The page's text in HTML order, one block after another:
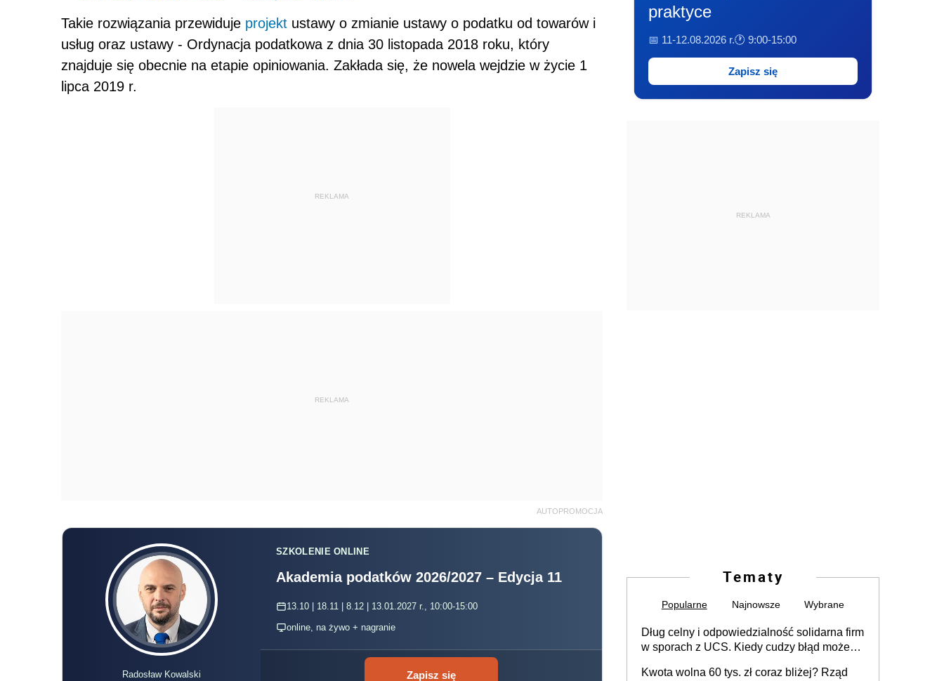
Takie rozwiązania przewiduje projekt ustawy o zmianie ustawy o podatku od towarów i
usług oraz ustawy - Ordynacja podatkowa z dnia 30 listopada 2018 roku, który
znajduje się obecnie na etapie opiniowania. Zakłada się, że nowela wejdzie w życie 1
lipca 2019 r.
REKLAMA
REKLAMA
AUTOPROMOCJA
Radosław Kowalski
SZKOLENIE ONLINE
Akademia podatków 2026/2027 – Edycja 11
13.10 | 18.11 | 8.12 | 13.01.2027 r., 10:00-15:00
online, na żywo + nagranie
Zapisz się
praktyce
📅 11-12.08.2026 r.🕐 9:00-15:00
Zapisz się
REKLAMA
Tematy
Popularne Najnowsze Wybrane
Dług celny i odpowiedzialność solidarna firm
w sporach z UCS. Kiedy cudzy błąd może
Kwota wolna 60 tys. zł coraz bliżej? Rząd